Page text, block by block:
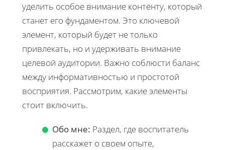
уделить особое внимание контенту, который
станет его фундаментом. Это ключевой
элемент, который будет не только
привлекать, но и удерживать внимание
целевой аудитории. Важно соблюсти баланс
между информативностью и простотой
восприятия. Рассмотрим, какие элементы
стоит включить.
Обо мне: Раздел, где воспитатель
расскажет о своем опыте,